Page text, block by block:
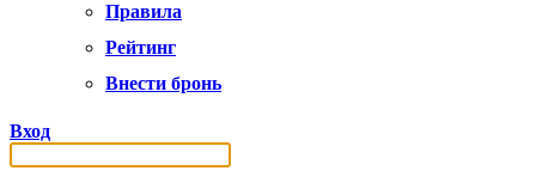
Правила
Рейтинг
Внести бронь
Вход